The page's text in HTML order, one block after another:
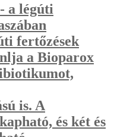
a légúti
fertőzések
a Bioparox
is. A
és két és